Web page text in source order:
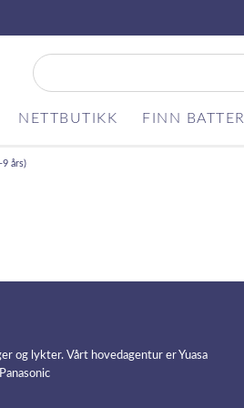
NETTBUTIKK FINN BATTERI
9 års)
og lykter. Vårt hovedagentur er Yuasa